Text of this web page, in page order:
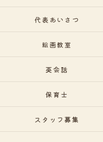
代表あいさつ
絵画教室
英会話
保育士
スタッフ募集